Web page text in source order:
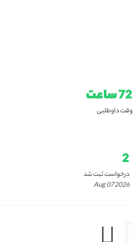
72 ساعت
وقت داوطلبی
2
درخواست ثبت شد
Aug 07 2026